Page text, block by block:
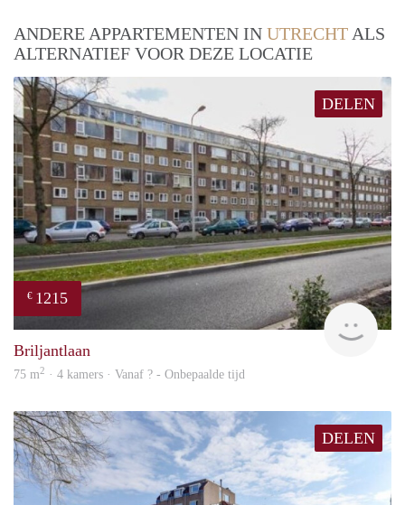
ANDERE APPARTEMENTEN IN UTRECHT ALS
ALTERNATIEF VOOR DEZE LOCATIE
DELEN
€ 1215
Briljantlaan
75 m2 · 4 kamers · Vanaf ? - Onbepaalde tijd
DELEN